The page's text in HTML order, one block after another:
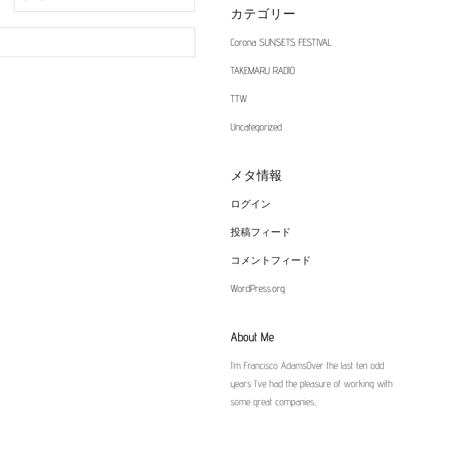
カテゴリー
Corona SUNSETS FESTIVAL
TAKEMARU RADIO
TTW
Uncategorized
メタ情報
ログイン
投稿フィード
コメントフィード
WordPress.org
About Me
I’m Francisco AdamsOver the last ten odd
years I’ve had the pleasure of working with
some great companies,